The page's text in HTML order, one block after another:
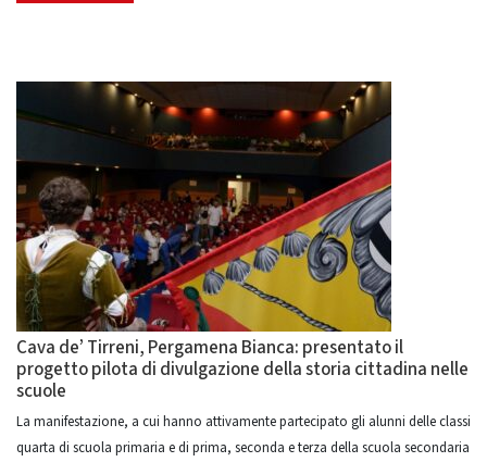
Cava de’ Tirreni, Pergamena Bianca: presentato il
progetto pilota di divulgazione della storia cittadina nelle
scuole
La manifestazione, a cui hanno attivamente partecipato gli alunni delle classi
quarta di scuola primaria e di prima, seconda e terza della scuola secondaria